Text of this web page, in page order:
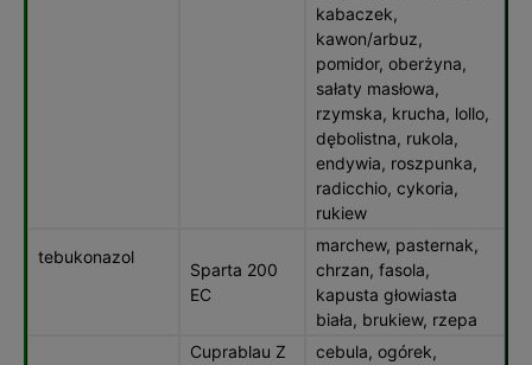
kabaczek,
kawon/arbuz,
pomidor, oberżyna,
sałaty masłowa,
rzymska, krucha, lollo,
dębolistna, rukola,
endywia, roszpunka,
radicchio, cykoria,
rukiew
tebukonazol
Sparta 200
EC
marchew, pasternak,
chrzan, fasola,
kapusta głowiasta
biała, brukiew, rzepa
Cuprablau Z
cebula, ogórek,